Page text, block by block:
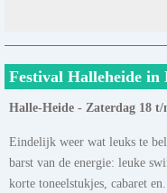
Festival Halleheide in
Halle-Heide - Zaterdag 18 t/
Eindelijk weer wat leuks te
barst van de energie: leuke
korte toneelstukjes, cabaret